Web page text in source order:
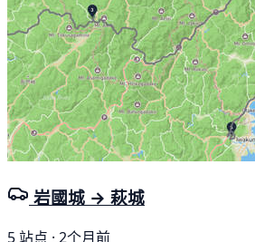
岩國城 → 萩城
5 站点 · 2个月前